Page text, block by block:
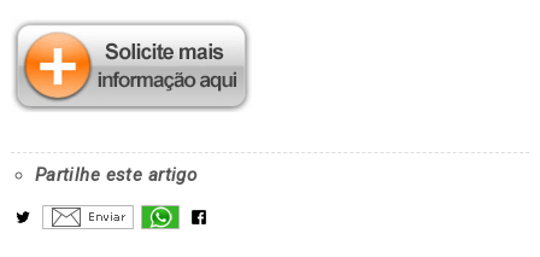
Partilhe este artigo